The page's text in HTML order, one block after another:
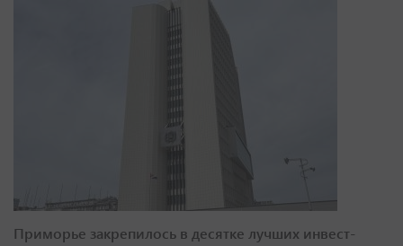
Приморье закрепилось в десятке лучших инвест-